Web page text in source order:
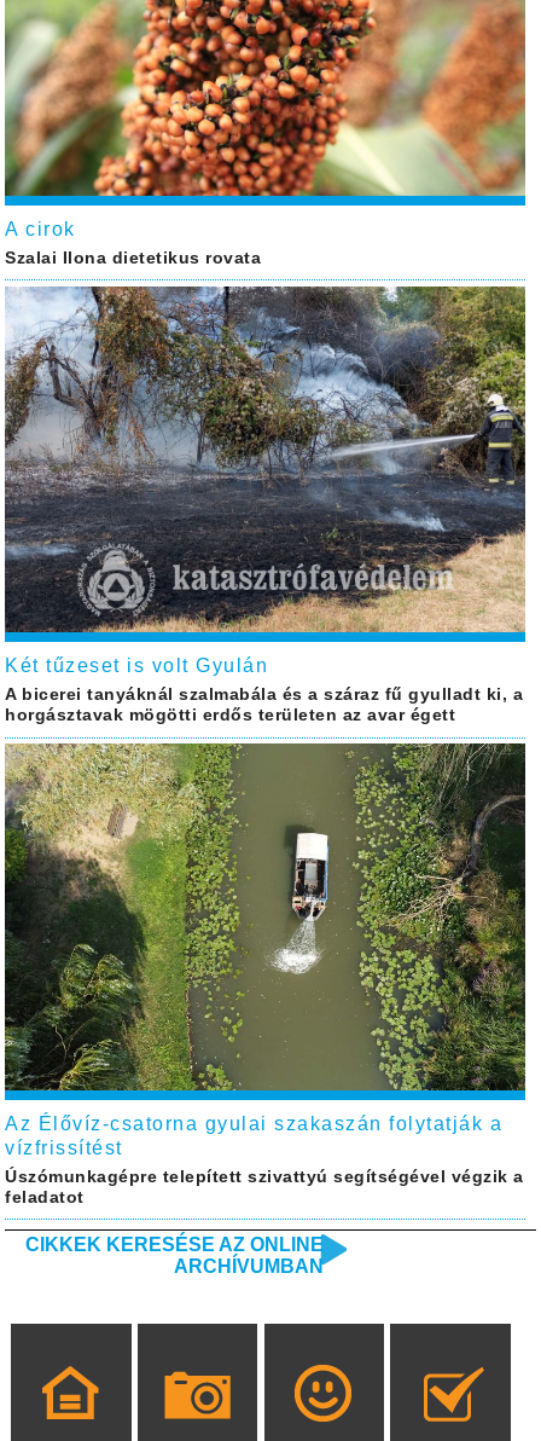
A cirok
Szalai Ilona dietetikus rovata
Két tűzeset is volt Gyulán
A bicerei tanyáknál szalmabála és a száraz fű gyulladt ki, a
horgásztavak mögötti erdős területen az avar égett
Az Élővíz-csatorna gyulai szakaszán folytatják a
vízfrissítést
Úszómunkagépre telepített szivattyú segítségével végzik a
feladatot
CIKKEK KERESÉSE AZ ONLINE
ARCHÍVUMBAN